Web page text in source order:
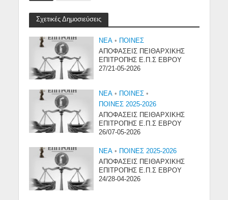
Σχετικές Δημοσιεύσεις
NEA • ΠΟΙΝΕΣ
ΑΠΟΦΑΣΕΙΣ ΠΕΙΘΑΡΧΙΚΗΣ
ΕΠΙΤΡΟΠΗΣ Ε.Π.Σ ΕΒΡΟΥ
27/21-05-2026
NEA • ΠΟΙΝΕΣ •
ΠΟΙΝΕΣ 2025-2026
ΑΠΟΦΑΣΕΙΣ ΠΕΙΘΑΡΧΙΚΗΣ
ΕΠΙΤΡΟΠΗΣ Ε.Π.Σ ΕΒΡΟΥ
26/07-05-2026
NEA •
ΠΟΙΝΕΣ 2025-2026
ΑΠΟΦΑΣΕΙΣ ΠΕΙΘΑΡΧΙΚΗΣ
ΕΠΙΤΡΟΠΗΣ Ε.Π.Σ ΕΒΡΟΥ
24/28-04-2026